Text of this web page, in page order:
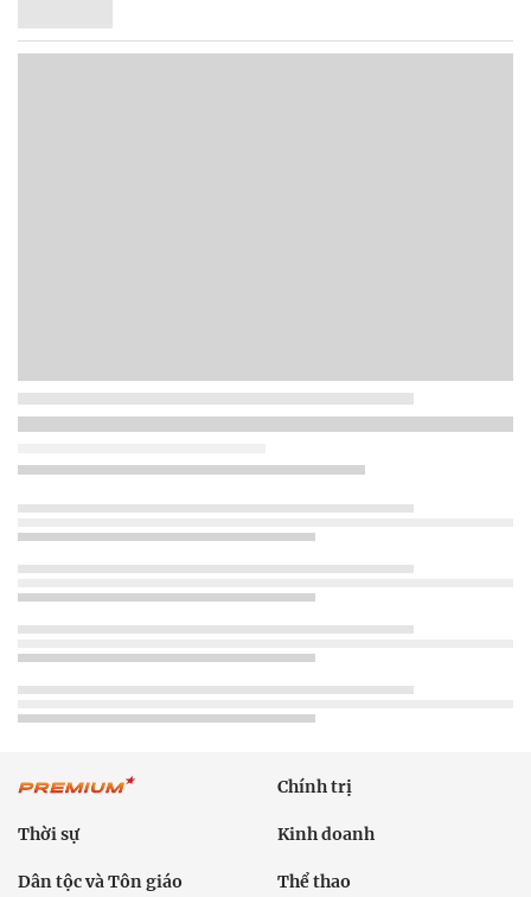
Chính trị
Thời sự Kinh doanh
Dân tộc và Tôn giáo Thể thao